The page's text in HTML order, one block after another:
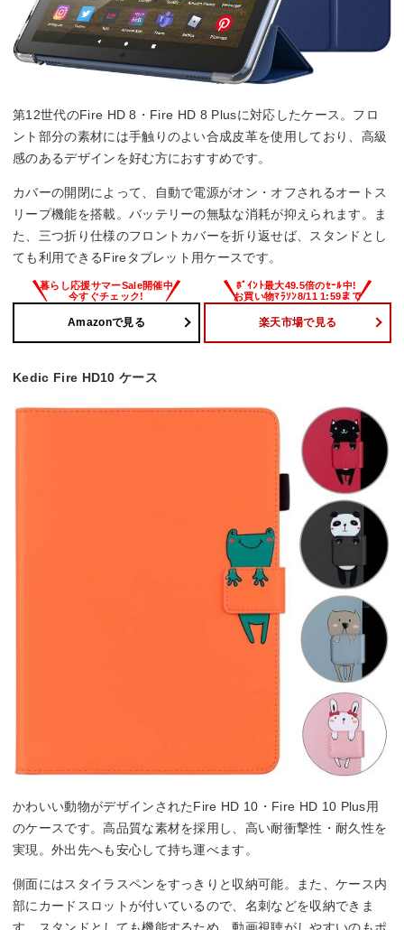
第12世代のFire HD 8・Fire HD 8 Plusに対応したケース。フロ
ント部分の素材には手触りのよい合成皮革を使用しており、高級
感のあるデザインを好む方におすすめです。
カバーの開閉によって、自動で電源がオン・オフされるオートス
リープ機能を搭載。バッテリーの無駄な消耗が抑えられます。ま
た、三つ折り仕様のフロントカバーを折り返せば、スタンドとし
ても利用できるFireタブレット用ケースです。
Amazonで見る 楽天市場で見る
Kedic Fire HD10 ケース
かわいい動物がデザインされたFire HD 10・Fire HD 10 Plus用
のケースです。高品質な素材を採用し、高い耐衝撃性・耐久性を
実現。外出先へも安心して持ち運べます。
側面にはスタイラスペンをすっきりと収納可能。また、ケース内
部にカードスロットが付いているので、名刺などを収納できま
す。スタンドとしても機能するため、動画視聴がしやすいのもポ